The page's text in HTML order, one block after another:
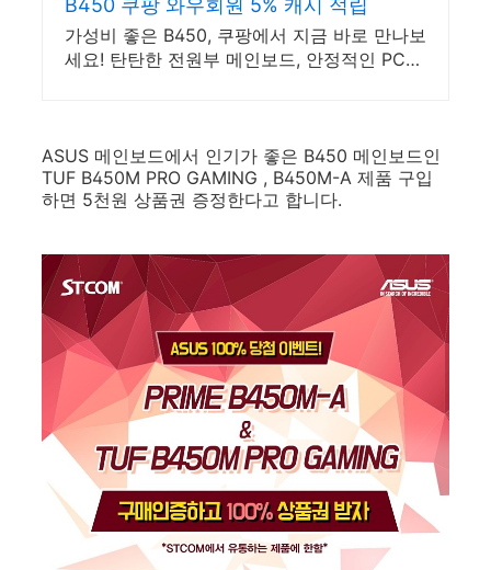
B450 쿠팡 와우회원 5% 캐시 적립
가성비 좋은 B450, 쿠팡에서 지금 바로 만나보
세요! 탄탄한 전원부 메인보드, 안정적인 PC
ASUS 메인보드에서 인기가 좋은 B450 메인보드인
TUF B450M PRO GAMING , B450M-A 제품 구입
하면 5천원 상품권 증정한다고 합니다.